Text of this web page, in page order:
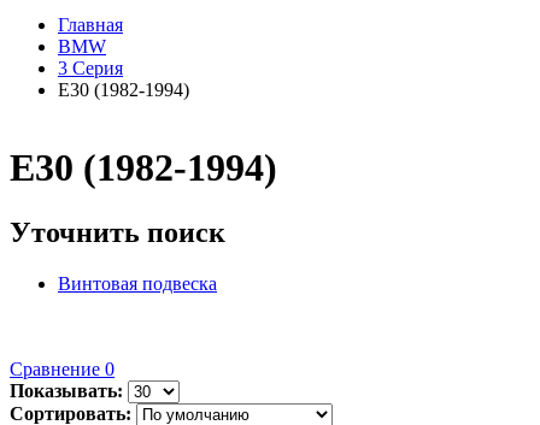
Главная
BMW
3 Серия
E30 (1982-1994)
E30 (1982-1994)
Уточнить поиск
Винтовая подвеска
Сравнение 0
Показывать:
Сортировать: